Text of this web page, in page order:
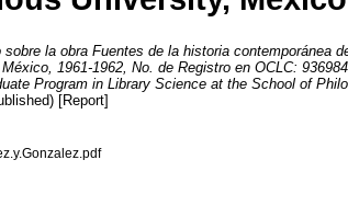
la obra Fuentes de la historia contemporánea
1961-1962, No. de Registro en OCLC:
Program in Library Science at the School of
[Report]